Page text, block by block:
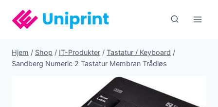
indhold
Hjem / Shop / IT-Produkter / Tastatur / Keyboard /
Sandberg Numeric 2 Tastatur Membran Trådløs